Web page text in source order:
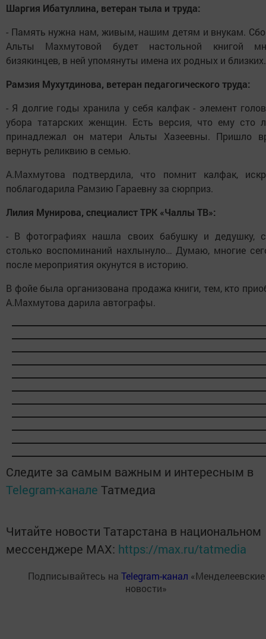
Шаргия Ибатуллина, ветеран тыла и труда:
- Память нужна нам, живым, нашим детям и внукам.
Альты Махмутовой будет настольной книгой
бизякинцев, в ней упомянуты имена их родных и близких.
Рамзия Мухутдинова, ветеран педагогического труда:
- Я долгие годы хранила у себя калфак - элемент
убора татарских женщин. Есть версия, что ему сто
принадлежал он матери Альты Хазеевны. Пришло
вернуть реликвию в семью.
А.Махмутова подтвердила, что помнит калфак,
поблагодарила Рамзию Гараевну за сюрприз.
Лилия Мунирова, специалист ТРК «Чаллы ТВ»:
- В фотографиях нашла своих бабушку и дедушку,
столько воспоминаний нахлынуло… Думаю, многие
после мероприятия окунутся в историю.
В фойе была организована продажа книги, тем, кто
А.Махмутова дарила автографы.
Следите за самым важным и интересным в
Telegram-канале Татмедиа
Читайте новости Татарстана в национальном
мессенджере MАХ: https://max.ru/tatmedia
Подписывайтесь на Telegram-канал «Менделеевские
новости»